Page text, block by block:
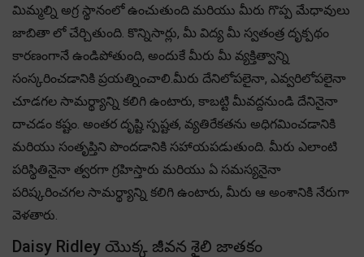
మిమ్మల్ని అగ్ర స్థానంలో ఉంచుతుంది మరియు మీరు గొప్ప మేధావులు
జాబితా లో చేర్చితుంది. కొన్నిసార్లు, మీ విద్య మీ స్వతంత్ర దృక్పథం
కారణంగానే ఉండిపోతుంది, అందుకే మీరు మీ వ్యక్తిత్వాన్ని
సంస్కరించడానికి ప్రయత్నించాలి.మీరు దేనిలోపలైనా, ఎవ్వరిలోపలైనా
చూడగల సామర్థ్యాన్ని కలిగి ఉంటారు, కాబట్టి మీవద్దనుండి దేనినైనా
దాచడం కష్టం. అంతర దృష్టి స్పష్టత, వ్యతిరేకతను అధిగమించడానికి
మరియు సంతృప్తిని పొందడానికి సహాయపడుతుంది. మీరు ఎలాంటి
పరిస్థితినైనా త్వరగా గ్రహిస్తారు మరియు ఏ సమస్యనైనా
పరిష్కరించగల సామర్థ్యాన్ని కలిగి ఉంటారు, మీరు ఆ అంశానికి నేరుగా
వెళతారు.
Daisy Ridley యొక్క జీవన శైలి జాతకం